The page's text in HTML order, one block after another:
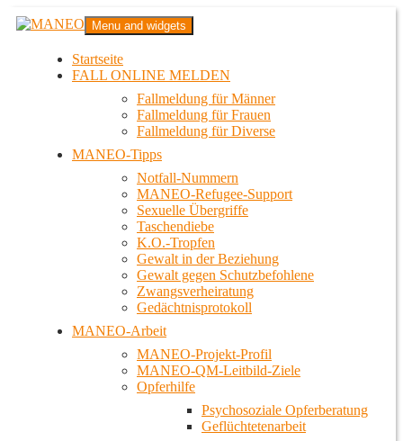
Zum
InhaltMANEO
Das schwule Anti-Gewalt-Projekt in Berlin
Menu and widgets
Startseite
FALL ONLINE MELDEN
Fallmeldung für Männer
Fallmeldung für Frauen
Fallmeldung für Diverse
MANEO-Tipps
Notfall-Nummern
MANEO-Refugee-Support
Sexuelle Übergriffe
Taschendiebe
K.O.-Tropfen
Gewalt in der Beziehung
Gewalt gegen Schutzbefohlene
Zwangsverheiratung
Gedächtnisprotokoll
MANEO-Arbeit
MANEO-Projekt-Profil
MANEO-QM-Leitbild-Ziele
Opferhilfe
Psychosoziale Opferberatung
Geflüchtetenarbeit